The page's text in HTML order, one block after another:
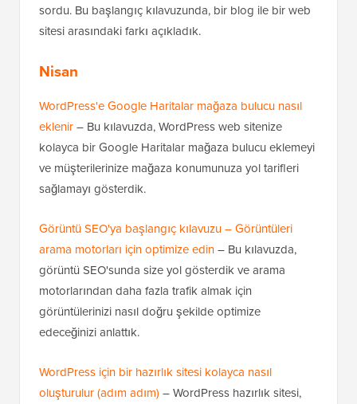
sordu. Bu başlangıç kılavuzunda, bir blog ile bir web
sitesi arasındaki farkı açıkladık.
Nisan
WordPress'e Google Haritalar mağaza bulucu nasıl
eklenir– Bu kılavuzda, WordPress web sitenize
kolayca bir Google Haritalar mağaza bulucu eklemeyi
ve müşterilerinize mağaza konumunuza yol tarifleri
sağlamayı gösterdik.
Görüntü SEO'ya başlangıç kılavuzu – Görüntüleri
arama motorları için optimize edin– Bu kılavuzda,
görüntü SEO'sunda size yol gösterdik ve arama
motorlarından daha fazla trafik almak için
görüntülerinizi nasıl doğru şekilde optimize
edeceğinizi anlattık.
WordPress için bir hazırlık sitesi kolayca nasıl
oluşturulur (adım adım) – WordPress hazırlık sitesi,